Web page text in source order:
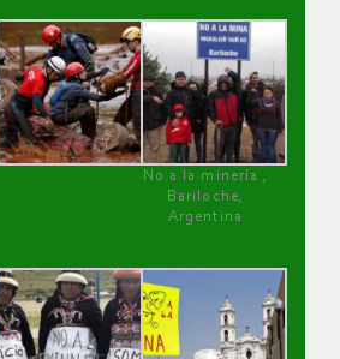
No a la minería ,
Bariloche,
Argentina